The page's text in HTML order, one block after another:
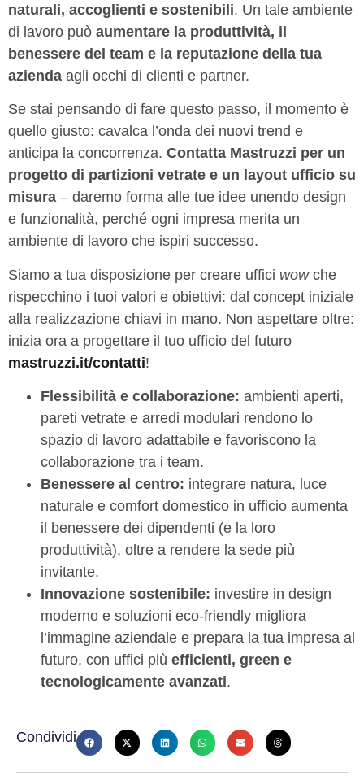
naturali, accoglienti e sostenibili. Un tale ambiente
di lavoro può aumentare la produttività, il
benessere del team e la reputazione della tua
azienda agli occhi di clienti e partner.
Se stai pensando di fare questo passo, il momento è
quello giusto: cavalca l’onda dei nuovi trend e
anticipa la concorrenza. Contatta Mastruzzi per un
progetto di partizioni vetrate e un layout ufficio su
misura – daremo forma alle tue idee unendo design
e funzionalità, perché ogni impresa merita un
ambiente di lavoro che ispiri successo.
Siamo a tua disposizione per creare uffici wowche
rispecchino i tuoi valori e obiettivi: dal concept iniziale
alla realizzazione chiavi in mano. Non aspettare oltre:
inizia ora a progettare il tuo ufficio del futuro
mastruzzi.it/contatti!
Flessibilità e collaborazione: ambienti aperti,
pareti vetrate e arredi modulari rendono lo
spazio di lavoro adattabile e favoriscono la
collaborazione tra i team.
Benessere al centro: integrare natura, luce
naturale e comfort domestico in ufficio aumenta
il benessere dei dipendenti (e la loro
produttività), oltre a rendere la sede più
invitante.
Innovazione sostenibile: investire in design
moderno e soluzioni eco-friendly migliora
l’immagine aziendale e prepara la tua impresa al
futuro, con uffici più efficienti, green e
tecnologicamente avanzati.
Condividi